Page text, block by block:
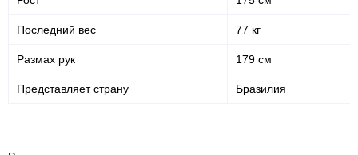
Последний вес 77 кг
Размах рук 179 см
Представляет страну Бразилия